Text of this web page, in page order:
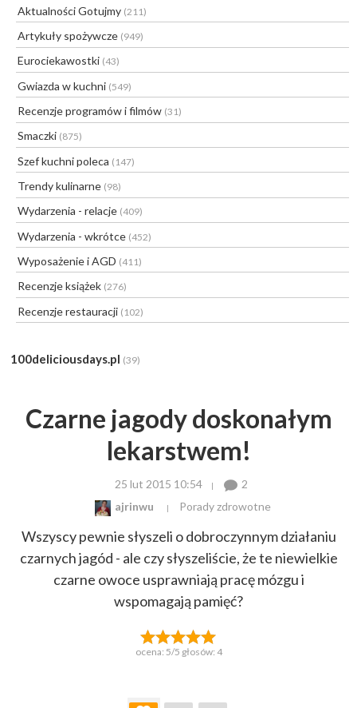
Aktualności Gotujmy (211)
Artykuły spożywcze (949)
Eurociekawostki (43)
Gwiazda w kuchni (549)
Recenzje programów i filmów (31)
Smaczki (875)
Szef kuchni poleca (147)
Trendy kulinarne (98)
Wydarzenia - relacje (409)
Wydarzenia - wkrótce (452)
Wyposażenie i AGD (411)
Recenzje książek (276)
Recenzje restauracji (102)
100deliciousdays.pl (39)
Czarne jagody doskonałym
lekarstwem!
25 lut 2015 10:54
2
ajrinwu
Porady zdrowotne
Wszyscy pewnie słyszeli o dobroczynnym działaniu
czarnych jagód - ale czy słyszeliście, że te niewielkie
czarne owoce usprawniają pracę mózgu i
wspomagają pamięć?
ocena: 5/5 głosów: 4